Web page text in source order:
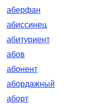
аберфан
абиссинец
абитуриент
абов
абонент
абордажный
аборт